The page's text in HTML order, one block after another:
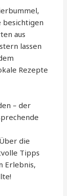
besichtigen
aus
lassen
Rezepte
– der
die
Tipps
Erlebnis,